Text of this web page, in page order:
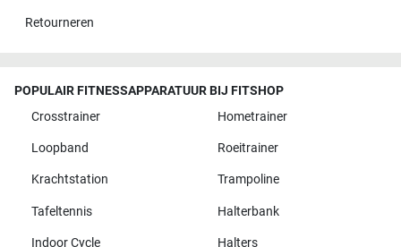
Retourneren
POPULAIR FITNESSAPPARATUUR BIJ FITSHOP
Crosstrainer
Hometrainer
Loopband Roeitrainer
Krachtstation Trampoline
Tafeltennis Halterbank
Indoor Cycle Halters